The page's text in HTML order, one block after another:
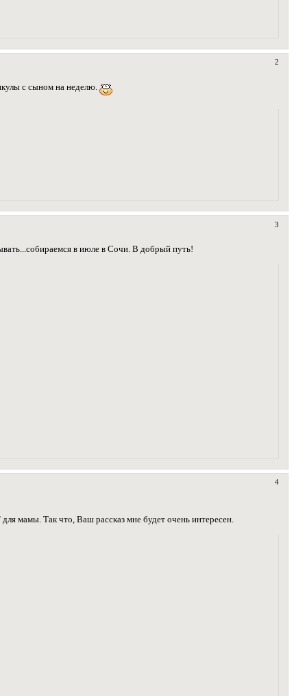
2
с сыном на неделю.
3
в июле в Сочи. В добрый путь!
4
мамы. Так что, Ваш рассказ мне будет очень интересен.